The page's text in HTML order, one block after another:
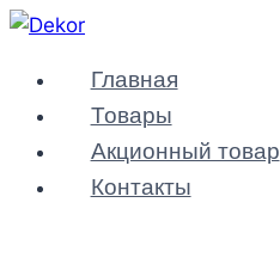
Перейти
содержимому
Главная
Товары
Акционный товар
Контакты